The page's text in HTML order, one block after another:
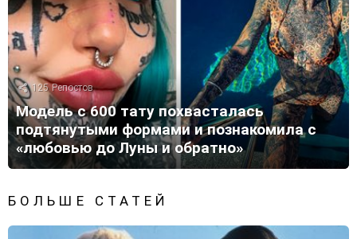
125 Репостов
Модель с 600 тату похвасталась
подтянутыми формами и познакомила с
«любовью до Луны и обратно»
БОЛЬШЕ СТАТЕЙ